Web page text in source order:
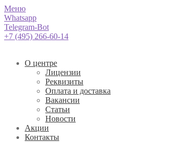
Меню
Whatsapp
Telegram-Bot
+7 (495) 266-60-14
О центре
Лицензии
Реквизиты
Оплата и доставка
Вакансии
Статьи
Новости
Акции
Контакты